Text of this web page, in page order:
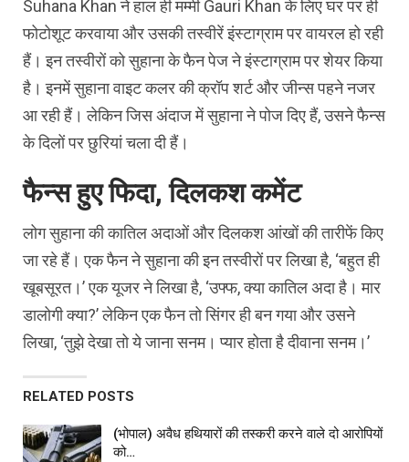
Suhana Khan ने हाल ही मम्मी Gauri Khan के लिए घर पर ही
फोटोशूट करवाया और उसकी तस्वीरें इंस्टाग्राम पर वायरल हो रही
हैं। इन तस्वीरों को सुहाना के फैन पेज ने इंस्टाग्राम पर शेयर किया
है। इनमें सुहाना वाइट कलर की क्रॉप शर्ट और जीन्स पहने नजर
आ रही हैं। लेकिन जिस अंदाज में सुहाना ने पोज दिए हैं, उसने फैन्स
के दिलों पर छुरियां चला दी हैं।
फैन्स हुए फिदा, दिलकश कमेंट
लोग सुहाना की कातिल अदाओं और दिलकश आंखों की तारीफें किए
जा रहे हैं। एक फैन ने सुहाना की इन तस्वीरों पर लिखा है, ‘बहुत ही
खूबसूरत।’ एक यूजर ने लिखा है, ‘उफ्फ, क्या कातिल अदा है। मार
डालोगी क्या?’ लेकिन एक फैन तो सिंगर ही बन गया और उसने
लिखा, ‘तुझे देखा तो ये जाना सनम। प्यार होता है दीवाना सनम।’
RELATED POSTS
(भोपाल) अवैध हथियारों की तस्करी करने वाले दो आरोपियों
को…